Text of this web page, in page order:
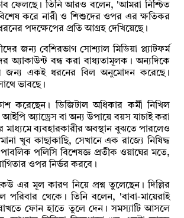
ফেলছে। তিনি আরও বলেন, 'আমরা নিশ্চিত
করে নারী ও শিশুদের ওপর এর ক্ষতিকর
পদক্ষেপের প্রতি আগ্রহ দেখিয়েছে।
জন্য বেশিরভাগ সোশ্যাল মিডিয়া প্ল্যাটফর্ম
অ্যাকাউন্ট বন্ধ করা বাধ্যতামূলক। অন্যদিকে
জন্য একই ধরনের বিল অনুমোদন করেছে।
ভাবছে।
করেছেন। ডিজিটাল অধিকার কর্মী নিখিল
অ্যাড্রেস বা অন্য উপায়ে বয়স যাচাই করা
ব্যবহারকারীর অবস্থান বুঝতে পারলেও
খুব কাছাকাছি, সেখানে এক রাজ্যে নিষিদ্ধ
পলিসি বিশেষজ্ঞ প্রতীক ওয়াঘের মতে,
ওপর নির্ভর করবে।
এর মূল কারণ নিয়ে প্রশ্ন তুলেছেন। দিল্লির
থেকে। তিনি বলেন, 'বাবা-মায়েরাই
রাখতে ফোন হাতে তুলে দেন। সমস্যাটি আসলে